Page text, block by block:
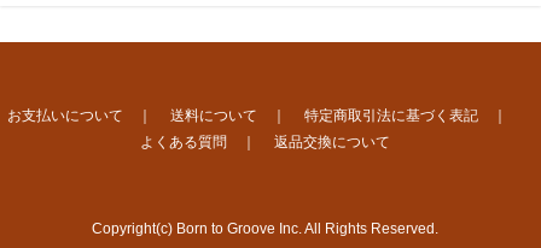
お支払いについて 送料について 特定商取引法に基づく表記
よくある質問
返品交換について
Copyright(c) Born to Groove Inc. All Rights Reserved.